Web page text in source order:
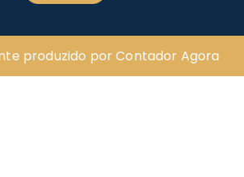
produzido por Contador Agora